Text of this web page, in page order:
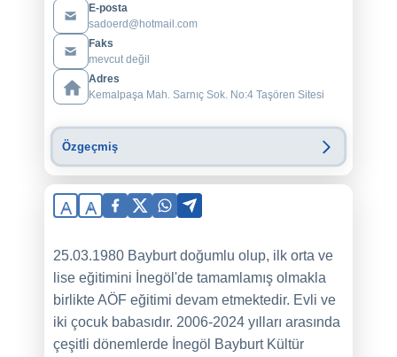
E-posta
sadoerd@hotmail.com
Faks
mevcut değil
Adres
Kemalpaşa Mah. Sarnıç Sok. No:4 Taşören Sitesi
Özgeçmiş
A A
25.03.1980 Bayburt doğumlu olup, ilk orta ve
lise eğitimini İnegöl'de tamamlamış olmakla
birlikte AÖF eğitimi devam etmektedir. Evli ve
iki çocuk babasıdır. 2006-2024 yılları arasında
çeşitli dönemlerde İnegöl Bayburt Kültür